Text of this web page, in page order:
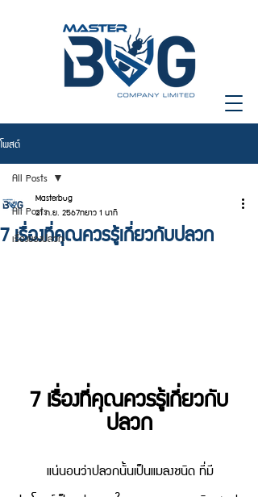
โพสต์
All Posts
เรื่องของปลวก
All Posts
7 เรื่องที่คุณควรรู้เกี่ยวกับปลวก
Masterbug
21 ก.ย. 2567 ยาว 1 นาที
7 เรื่องที่คุณควรรู้เกี่ยวกับ
ปลวก
แน่นอนว่าปลวกนั้นเป็นแมลงชนิด ที่มี